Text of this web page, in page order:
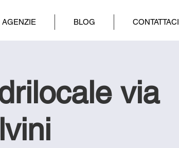
AGENZIE BLOG CONTATTACI
via